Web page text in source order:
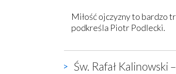
Miłość ojczyzny to bardzo
podkreśla Piotr Podlecki.
Św. Rafał Kalinowski